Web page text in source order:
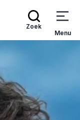
Zoek
Menu